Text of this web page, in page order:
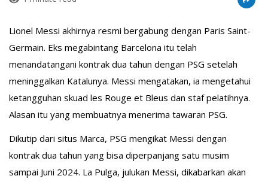
Lionel Messi akhirnya resmi bergabung dengan Paris Saint-
Germain. Eks megabintang Barcelona itu telah
menandatangani kontrak dua tahun dengan PSG setelah
meninggalkan Katalunya. Messi mengatakan, ia mengetahui
ketangguhan skuad les Rouge et Bleus dan staf pelatihnya.
Alasan itu yang membuatnya menerima tawaran PSG.
Dikutip dari situs Marca, PSG mengikat Messi dengan
kontrak dua tahun yang bisa diperpanjang satu musim
sampai Juni 2024. La Pulga, julukan Messi, dikabarkan akan